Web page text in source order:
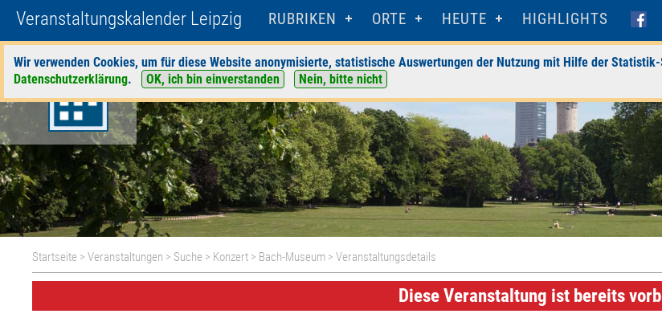
Veranstaltungskalender Leipzig RUBRIKEN ORTE HEUTE HIGHLIGHTS
Wir verwenden Cookies, um für diese Website anonymisierte, statistische Auswertungen der Nutzung mit Hilfe der
Datenschutzerklärung. OK, ich bin einverstanden Nein, bitte nicht
Startseite >Veranstaltungen > Suche > Konzert > Bach-Museum > Veranstaltungsdetails
Diese Veranstaltung ist bereits